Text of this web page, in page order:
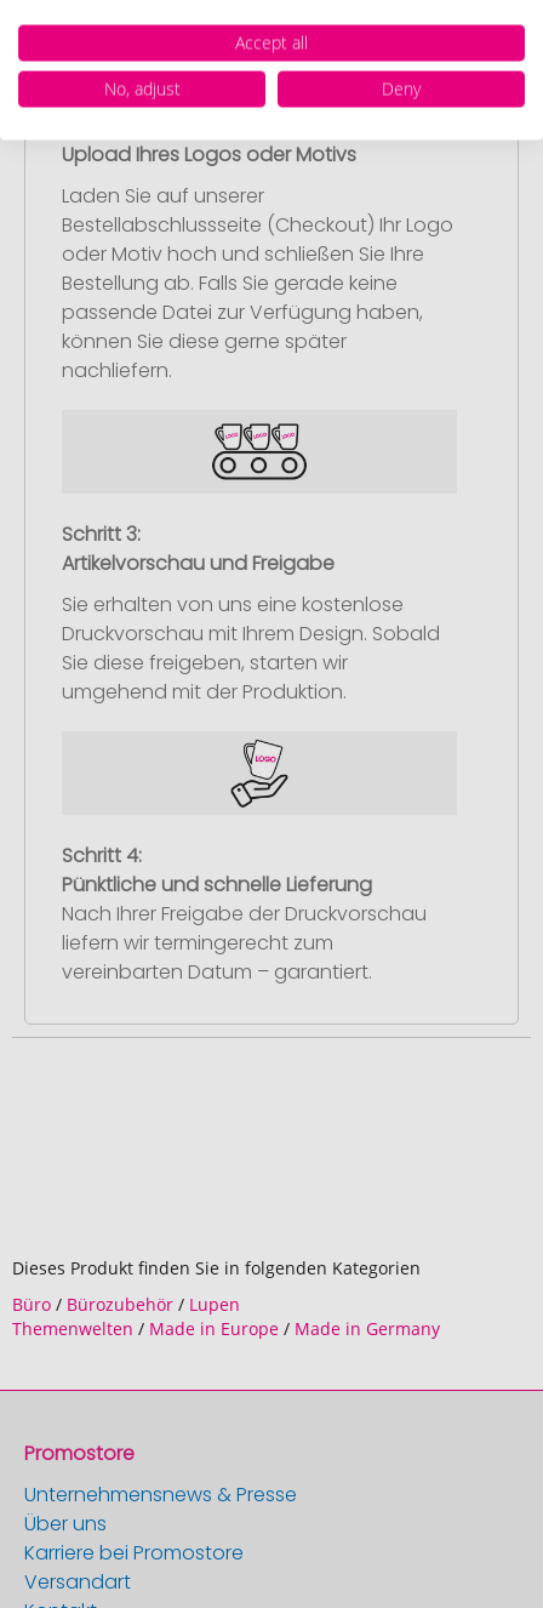
Upload Ihres Logos oder Motivs
Laden Sie auf unserer
Bestellabschlussseite (Checkout) Ihr Logo
oder Motiv hoch und schließen Sie Ihre
Bestellung ab. Falls Sie gerade keine
passende Datei zur Verfügung haben,
können Sie diese gerne später
nachliefern.
Schritt 3:
Artikelvorschau und Freigabe
Sie erhalten von uns eine kostenlose
Druckvorschau mit Ihrem Design. Sobald
Sie diese freigeben, starten wir
umgehend mit der Produktion.
Schritt 4:
Pünktliche und schnelle Lieferung
Nach Ihrer Freigabe der Druckvorschau
liefern wir termingerecht zum
vereinbarten Datum – garantiert.
Dieses Produkt finden Sie in folgenden Kategorien
Büro / Bürozubehör / Lupen
Themenwelten / Made in Europe / Made in Germany
Promostore
Unternehmensnews & Presse
Über uns
Karriere bei Promostore
Versandart
Accept all
No, adjust
Deny